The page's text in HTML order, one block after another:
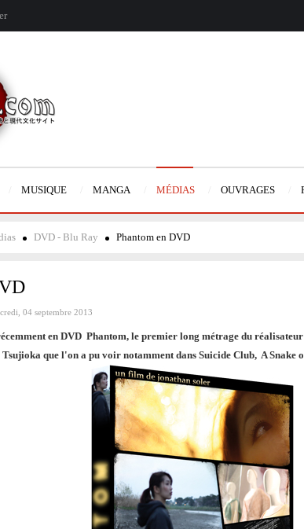
MUSIQUE MANGA MÉDIAS OUVRAGES
DVD - Blu Ray Phantom en DVD
04 septembre 2013
en DVD Phantom, le premier long métrage du
que l'on a pu voir notamment dans Suicide Club, A Snake